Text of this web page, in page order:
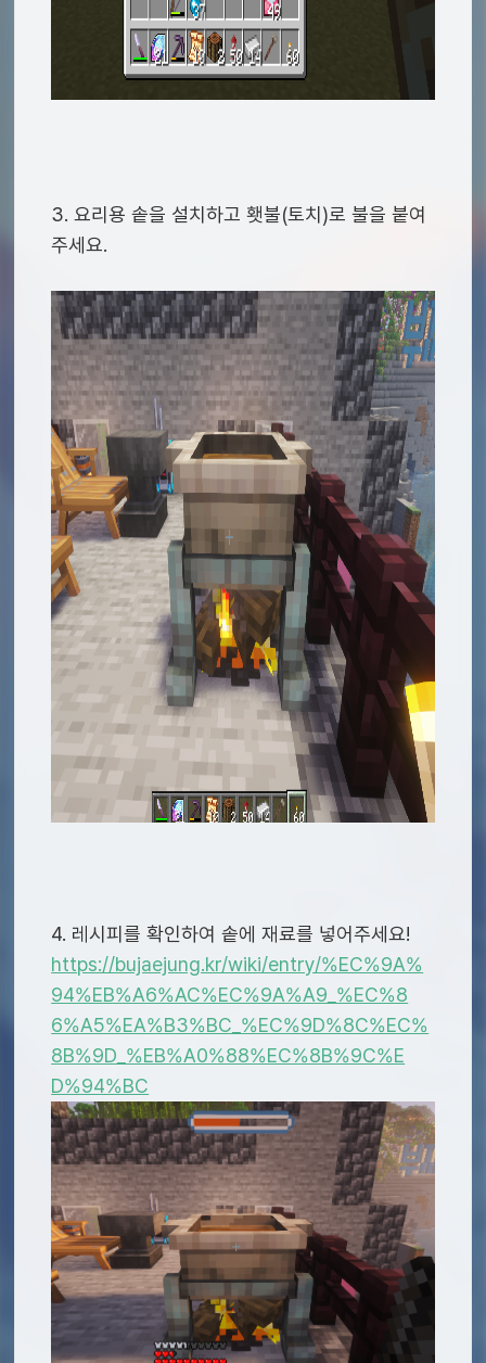
3. 요리용 솥을 설치하고 횃불(토치)로 불을 붙여
주세요.
4. 레시피를 확인하여 솥에 재료를 넣어주세요!
https://bujaejung.kr/wiki/entry/%EC%9A%
94%EB%A6%AC%EC%9A%A9_%EC%8
6%A5%EA%B3%BC_%EC%9D%8C%EC%
8B%9D_%EB%A0%88%EC%8B%9C%E
D%94%BC